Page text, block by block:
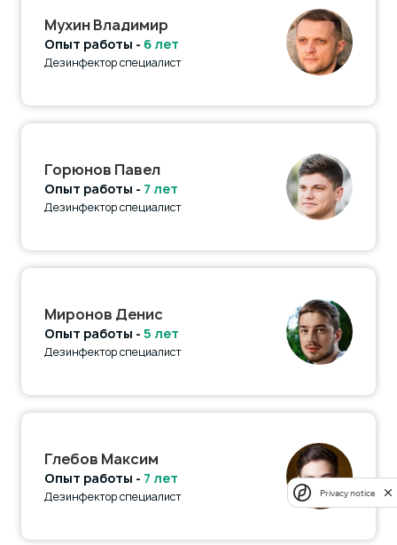
Мухин Владимир
Опыт работы - 6 лет
Дезинфектор специалист
Горюнов Павел
Опыт работы - 7 лет
Дезинфектор специалист
Миронов Денис
Опыт работы - 5 лет
Дезинфектор специалист
Глебов Максим
Опыт работы - 7 лет
Дезинфектор специалист Privacy notice